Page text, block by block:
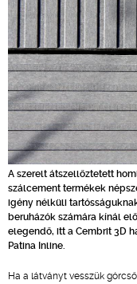
A szerelt átszellőztetett
szálcement termékek
igény nélküli
beruházók számára kínál
elegendő, itt a Cembrit 3D
Patina Inline.
Ha a látványt vesszük